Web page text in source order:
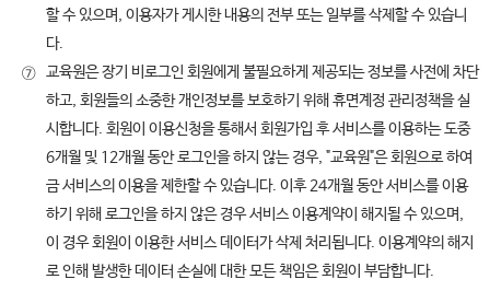
할 수 있으며, 이용자가 게시한 내용의 전부 또는 일부를 삭제할 수 있습니
다.
⑦
교육원은 장기 비로그인 회원에게 불필요하게 제공되는 정보를 사전에 차단
하고, 회원들의 소중한 개인정보를 보호하기 위해 휴면계정 관리정책을 실
시합니다. 회원이 이용신청을 통해서 회원가입 후 서비스를 이용하는 도중
6개월 및 12개월 동안 로그인을 하지 않는 경우, "교육원"은 회원으로 하여
금 서비스의 이용을 제한할 수 있습니다. 이후 24개월 동안 서비스를 이용
하기 위해 로그인을 하지 않은 경우 서비스 이용계약이 해지될 수 있으며,
이 경우 회원이 이용한 서비스 데이터가 삭제 처리됩니다. 이용계약의 해지
로 인해 발생한 데이터 손실에 대한 모든 책임은 회원이 부담합니다.